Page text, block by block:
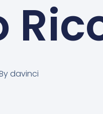
davinci